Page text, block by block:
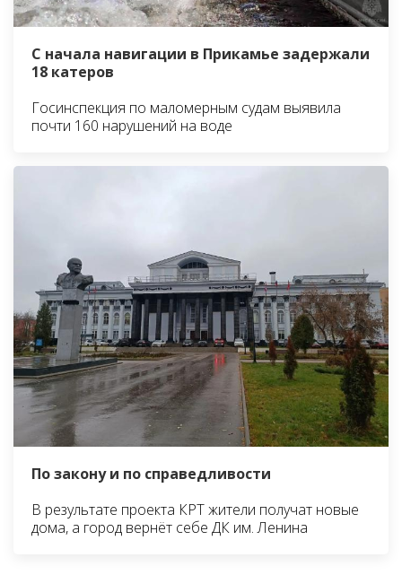
С начала навигации в Прикамье задержали
18 катеров
Госинспекция по маломерным судам выявила
почти 160 нарушений на воде
По закону и по справедливости
В результате проекта КРТ жители получат новые
дома, а город вернёт себе ДК им. Ленина